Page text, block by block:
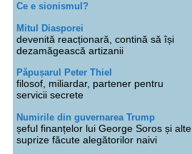
Ce e sionismul?
Mitul Diasporei
devenită reacționară, contină să își
dezamăgească artizanii
Păpușarul Peter Thiel
filosof, miliardar, partener pentru
servicii secrete
Numirile din guvernarea Trump
șeful finanțelor lui George Soros și alte
suprize făcute alegătorilor naivi